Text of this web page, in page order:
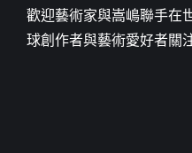
歡迎藝術家與嵩嶋聯手在
球創作者與藝術愛好者關